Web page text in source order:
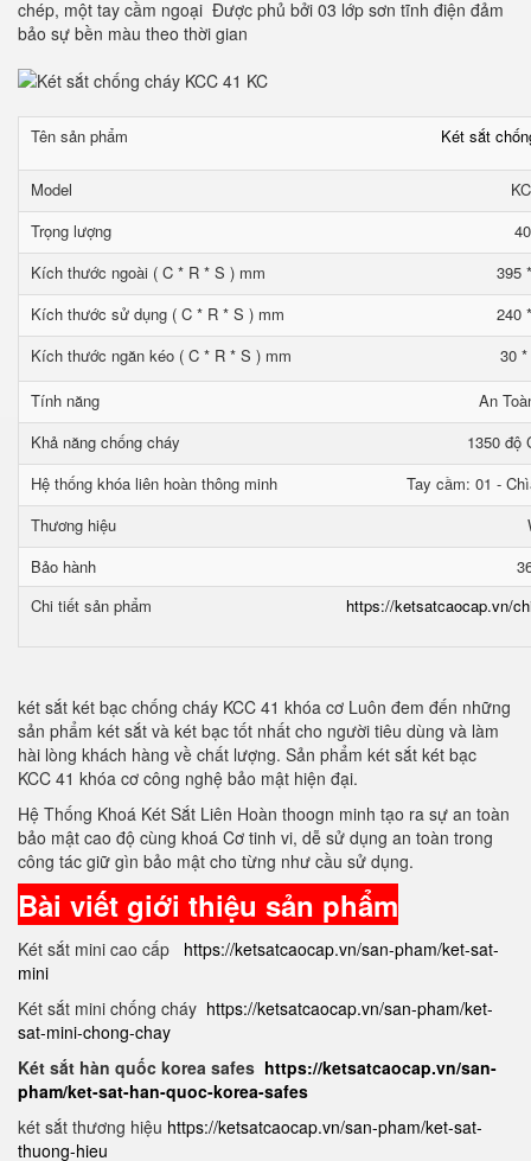
chép, một tay cầm ngoại Được phủ bởi 03 lớp sơn tĩnh điện đảm
bảo sự bền màu theo thời gian
Tên sản phẩm Két sắt
Model
Trọng lượng
Kích thước ngoài ( C * R * S ) mm
395
Kích thước sử dụng ( C * R * S ) mm
240
Kích thước ngăn kéo ( C * R * S ) mm
30
Tính năng
An
Khả năng chống cháy
1350 độ
Hệ thống khóa liên hoàn thông minh
Tay cầm: 01 -
Thương hiệu
Bảo hành
Chi tiết sản phẩm
https://ketsatcaocap.vn/
két sắt két bạc chống cháy KCC 41 khóa cơ Luôn đem đến những
sản phẩm két sắt và két bạc tốt nhất cho người tiêu dùng và làm
hài lòng khách hàng về chất lượng. Sản phẩm két sắt két bạc
KCC 41 khóa cơ công nghệ bảo mật hiện đại.
Hệ Thống Khoá Két Sắt Liên Hoàn thoogn minh tạo ra sự an toàn
bảo mật cao độ cùng khoá Cơ tinh vi, dễ sử dụng an toàn trong
công tác giữ gìn bảo mật cho từng như cầu sử dụng.
Bài viết giới thiệu sản phẩm
Két sắt mini cao cấp https://ketsatcaocap.vn/san-pham/ket-sat-
mini
Két sắt mini chống cháy https://ketsatcaocap.vn/san-pham/ket-
sat-mini-chong-chay
Két sắt hàn quốc korea safes https://ketsatcaocap.vn/san-
pham/ket-sat-han-quoc-korea-safes
két sắt thương hiệu https://ketsatcaocap.vn/san-pham/ket-sat-
thuong-hieu